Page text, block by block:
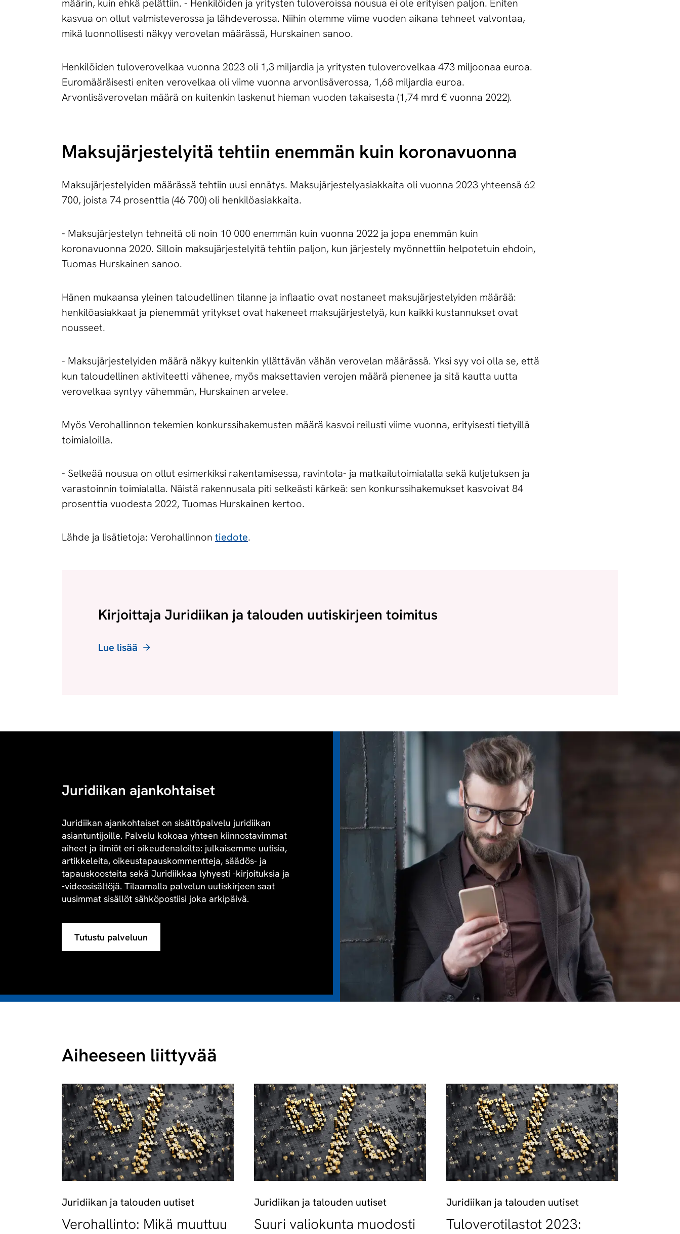
määrin, kuin ehkä pelättiin. - Henkilöiden ja yritysten tuloveroissa nousua ei ole erityisen paljon. Eniten
kasvua on ollut valmisteverossa ja lähdeverossa. Niihin olemme viime vuoden aikana tehneet valvontaa,
mikä luonnollisesti näkyy verovelan määrässä, Hurskainen sanoo.
Henkilöiden tuloverovelkaa vuonna 2023 oli 1,3 miljardia ja yritysten tuloverovelkaa 473 miljoonaa euroa.
Euromääräisesti eniten verovelkaa oli viime vuonna arvonlisäverossa, 1,68 miljardia euroa.
Arvonlisäverovelan määrä on kuitenkin laskenut hieman vuoden takaisesta (1,74 mrd € vuonna 2022).
Mak­su­jär­jes­te­lyi­tä tehtiin enemmän kuin koronavuonna
Maksujärjestelyiden määrässä tehtiin uusi ennätys. Maksujärjestelyasiakkaita oli vuonna 2023 yhteensä 62
700, joista 74 prosenttia (46 700) oli henkilöasiakkaita.
- Maksujärjestelyn tehneitä oli noin 10 000 enemmän kuin vuonna 2022 ja jopa enemmän kuin
koronavuonna 2020. Silloin maksujärjestelyitä tehtiin paljon, kun järjestely myönnettiin helpotetuin ehdoin,
Tuomas Hurskainen sanoo.
Hänen mukaansa yleinen taloudellinen tilanne ja inflaatio ovat nostaneet maksujärjestelyiden määrää:
henkilöasiakkaat ja pienemmät yritykset ovat hakeneet maksujärjestelyä, kun kaikki kustannukset ovat
nousseet.
- Maksujärjestelyiden määrä näkyy kuitenkin yllättävän vähän verovelan määrässä. Yksi syy voi olla se, että
kun taloudellinen aktiviteetti vähenee, myös maksettavien verojen määrä pienenee ja sitä kautta uutta
verovelkaa syntyy vähemmän, Hurskainen arvelee.
Myös Verohallinnon tekemien konkurssihakemusten määrä kasvoi reilusti viime vuonna, erityisesti tietyillä
toimialoilla.
- Selkeää nousua on ollut esimerkiksi rakentamisessa, ravintola- ja matkailutoimialalla sekä kuljetuksen ja
varastoinnin toimialalla. Näistä rakennusala piti selkeästi kärkeä: sen konkurssihakemukset kasvoivat 84
prosenttia vuodesta 2022, Tuomas Hurskainen kertoo.
Lähde ja lisätietoja: Verohallinnon tiedote.
Kirjoittaja Juridiikan ja talouden uutiskirjeen toimitus
Lue lisää
Juridiikan ajankohtaiset
Juridiikan ajankohtaiset on sisältöpalvelu juridiikan
asiantuntijoille. Palvelu kokoaa yhteen kiinnostavimmat
aiheet ja ilmiöt eri oikeudenaloilta: julkaisemme uutisia,
artikkeleita, oikeustapauskommentteja, säädös- ja
tapauskoosteita sekä Juridiikkaa lyhyesti -kirjoituksia ja
-videosisältöjä. Tilaamalla palvelun uutiskirjeen saat
uusimmat sisällöt sähköpostiisi joka arkipäivä.
Tutustu palveluun
Aiheeseen liittyvää
Juridiikan ja talouden uutiset
Verohallinto: Mikä muuttuu
Juridiikan ja talouden uutiset
Suuri valiokunta muodosti
Juridiikan ja talouden uutiset
Tuloverotilastot 2023: